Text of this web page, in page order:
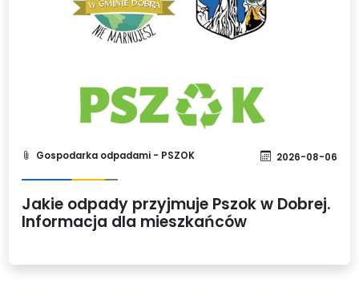
Gospodarka odpadami - PSZOK 2026-08-06
Jakie odpady przyjmuje Pszok w Dobrej.
Informacja dla mieszkańców